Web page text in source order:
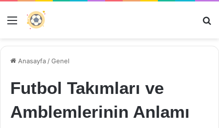
Menü
Anasayfa /Genel
Futbol Takımları ve
Amblemlerinin Anlamı